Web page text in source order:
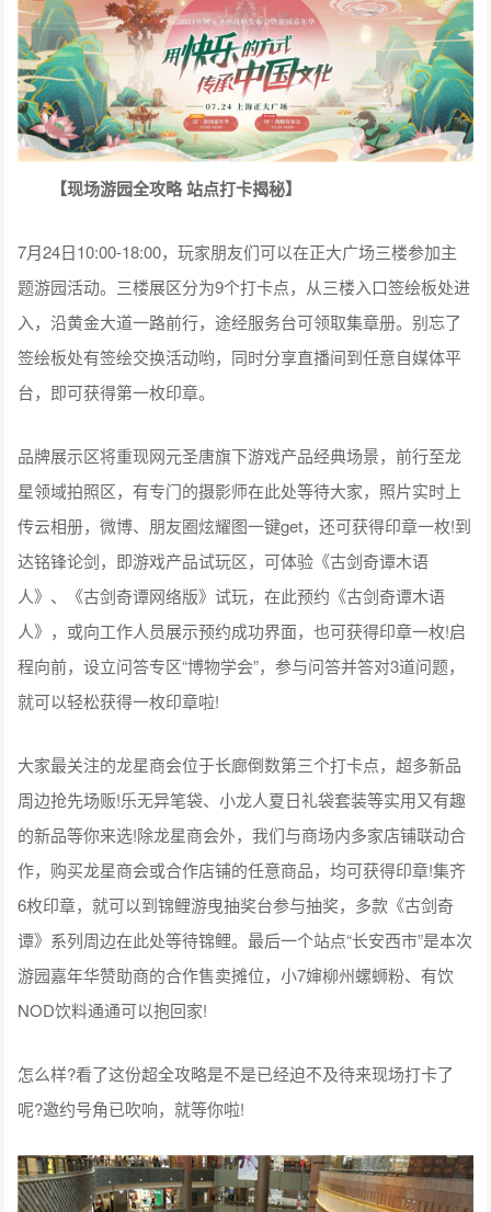
【现场游园全攻略 站点打卡揭秘】
7月24日10:00-18:00，玩家朋友们可以在正大广场三楼参加主
题游园活动。三楼展区分为9个打卡点，从三楼入口签绘板处进
入，沿黄金大道一路前行，途经服务台可领取集章册。别忘了
签绘板处有签绘交换活动哟，同时分享直播间到任意自媒体平
台，即可获得第一枚印章。
品牌展示区将重现网元圣唐旗下游戏产品经典场景，前行至龙
星领域拍照区，有专门的摄影师在此处等待大家，照片实时上
传云相册，微博、朋友圈炫耀图一键get，还可获得印章一枚!到
达铭锋论剑，即游戏产品试玩区，可体验《古剑奇谭木语
人》、《古剑奇谭网络版》试玩，在此预约《古剑奇谭木语
人》，或向工作人员展示预约成功界面，也可获得印章一枚!启
程向前，设立问答专区“博物学会”，参与问答并答对3道问题，
就可以轻松获得一枚印章啦!
大家最关注的龙星商会位于长廊倒数第三个打卡点，超多新品
周边抢先场贩!乐无异笔袋、小龙人夏日礼袋套装等实用又有趣
的新品等你来选!除龙星商会外，我们与商场内多家店铺联动合
作，购买龙星商会或合作店铺的任意商品，均可获得印章!集齐
6枚印章，就可以到锦鲤游曳抽奖台参与抽奖，多款《古剑奇
谭》系列周边在此处等待锦鲤。最后一个站点“长安西市”是本次
游园嘉年华赞助商的合作售卖摊位，小7婶柳州螺蛳粉、有饮
NOD饮料通通可以抱回家!
怎么样?看了这份超全攻略是不是已经迫不及待来现场打卡了
呢?邀约号角已吹响，就等你啦!